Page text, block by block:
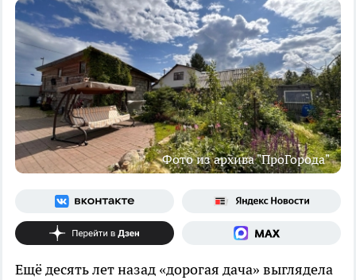
Фото из архива "ПроГорода"
Ещё десять лет назад «дорогая дача» выглядела